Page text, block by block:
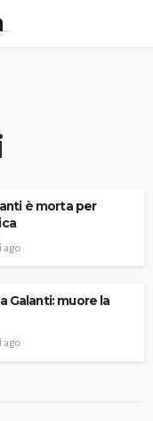
è morta per
ago
Galanti: muore la
ago